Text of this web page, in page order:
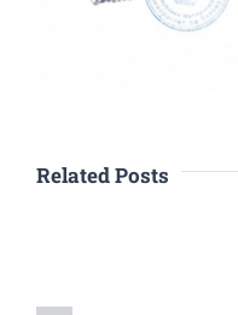
Related Posts